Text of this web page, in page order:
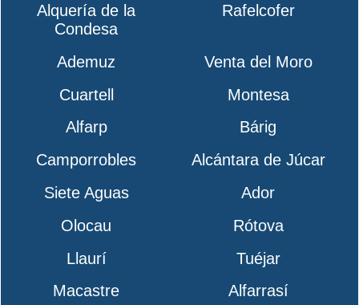
Alquería de la
Condesa
Rafelcofer
Ademuz
Venta del Moro
Cuartell
Montesa
Alfarp
Bárig
Camporrobles
Alcántara de Júcar
Siete Aguas
Ador
Olocau
Rótova
Llaurí
Tuéjar
Macastre
Alfarrasí